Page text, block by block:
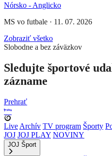
Nórsko - Anglicko
MS vo futbale · 11. 07. 2026
Zobraziť všetko
Slobodne a bez záväzkov
Sledujte športové
zázname
Prehrať
Live Archív TV program Športy
JOJ JOJ PLAY NOVINY
JOJ Šport